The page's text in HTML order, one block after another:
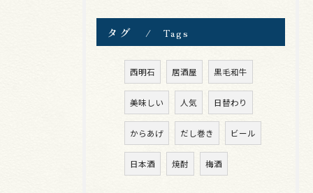
タグ Tags
西明石 居酒屋 黒毛和牛
美味しい 人気 日替わり
からあげ だし巻き ビール
日本酒 焼酎 梅酒